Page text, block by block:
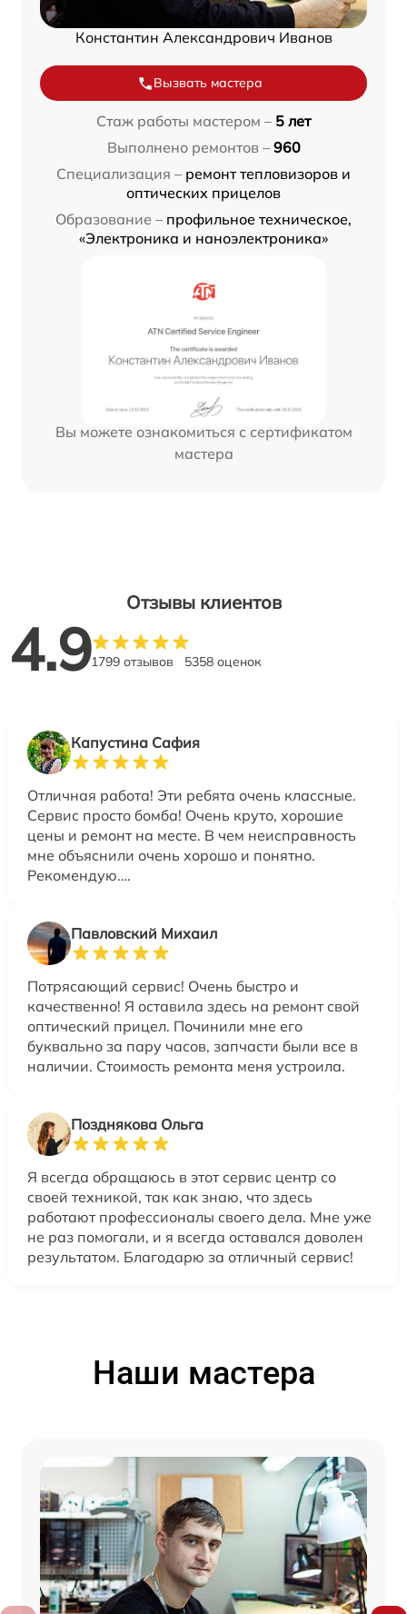
Константин Александрович Иванов
Вызвать мастера
Стаж работы мастером – 5 лет
Выполнено ремонтов – 960
Специализация – ремонт тепловизоров и
оптических прицелов
Образование – профильное техническое,
«Электроника и наноэлектроника»
Вы можете ознакомиться с сертификатом
мастера
Отзывы клиентов
4.91799 отзывов 5358 оценок
Капустина Сафия
Отличная работа! Эти ребята очень классные.
Сервис просто бомба! Очень круто, хорошие
цены и ремонт на месте. В чем неисправность
мне объяснили очень хорошо и понятно.
Рекомендую….
Павловский Михаил
Потрясающий сервис! Очень быстро и
качественно! Я оставила здесь на ремонт свой
оптический прицел. Починили мне его
буквально за пару часов, запчасти были все в
наличии. Стоимость ремонта меня устроила.
Позднякова Ольга
Я всегда обращаюсь в этот сервис центр со
своей техникой, так как знаю, что здесь
работают профессионалы своего дела. Мне уже
не раз помогали, и я всегда оставался доволен
результатом. Благодарю за отличный сервис!
Наши мастера